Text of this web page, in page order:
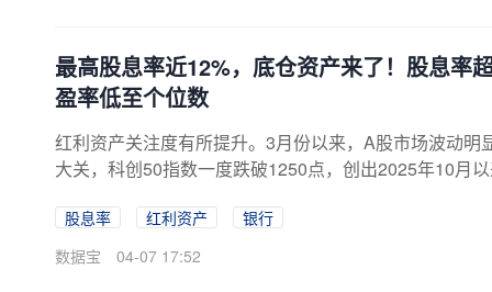
最高股息率近12%，底仓资产来了！股息率
盈率低至个位数
红利资产关注度有所提升。3月份以来，A股市场波动
大关，科创50指数一度跌破1250点，创出2025年10月
股息率 红利资产
银行
数据宝
04-07 17:52